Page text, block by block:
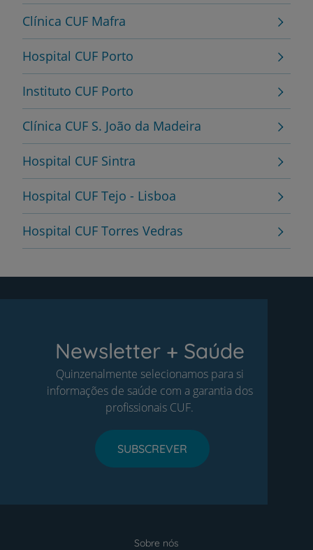
Clínica CUF Mafra
Hospital CUF Porto
Instituto CUF Porto
Clínica CUF S. João da Madeira
Hospital CUF Sintra
Hospital CUF Tejo - Lisboa
Hospital CUF Torres Vedras
Newsletter + Saúde
Quinzenalmente selecionamos para si
informações de saúde com a garantia dos
profissionais CUF.
SUBSCREVER
Sobre nós